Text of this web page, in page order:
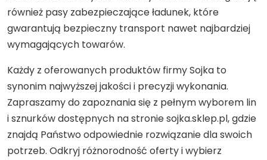
również pasy zabezpieczające ładunek, które
gwarantują bezpieczny transport nawet najbardziej
wymagających towarów.
Każdy z oferowanych produktów firmy Sojka to
synonim najwyższej jakości i precyzji wykonania.
Zapraszamy do zapoznania się z pełnym wyborem lin
i sznurków dostępnych na stronie sojka.sklep.pl, gdzie
znajdą Państwo odpowiednie rozwiązanie dla swoich
potrzeb. Odkryj różnorodność oferty i wybierz